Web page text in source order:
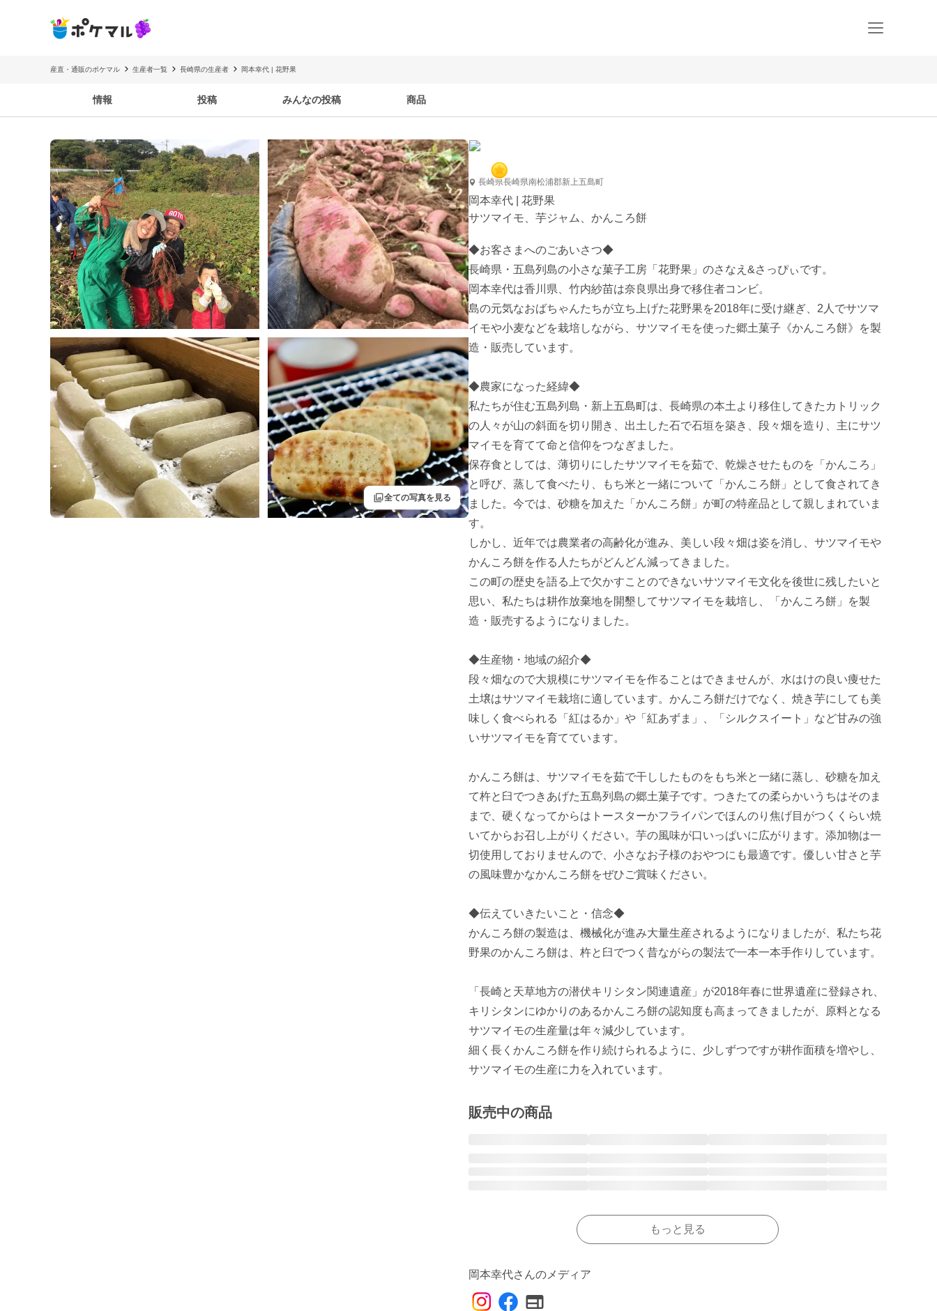
産直・通販のポケマル 生産者一覧 長崎県の生産者 岡本幸代 | 花野果
情報 投稿 みんなの投稿 商品
filter全ての写真を見る
長崎県長崎県南松浦郡新上五島町
岡本幸代 | 花野果
サツマイモ、芋ジャム、かんころ餅
◆お客さまへのごあいさつ◆
長崎県・五島列島の小さな菓子工房「花野果」のさなえ&さっぴぃです。
岡本幸代は香川県、竹内紗苗は奈良県出身で移住者コンビ。
島の元気なおばちゃんたちが立ち上げた花野果を2018年に受け継ぎ、2人でサツマ
イモや小麦などを栽培しながら、サツマイモを使った郷土菓子《かんころ餅》を製
造・販売しています。
◆農家になった経緯◆
私たちが住む五島列島・新上五島町は、長崎県の本土より移住してきたカトリック
の人々が山の斜面を切り開き、出土した石で石垣を築き、段々畑を造り、主にサツ
マイモを育てて命と信仰をつなぎました。
保存食としては、薄切りにしたサツマイモを茹で、乾燥させたものを「かんころ」
と呼び、蒸して食べたり、もち米と一緒について「かんころ餅」として食されてき
ました。今では、砂糖を加えた「かんころ餅」が町の特産品として親しまれていま
す。
しかし、近年では農業者の高齢化が進み、美しい段々畑は姿を消し、サツマイモや
かんころ餅を作る人たちがどんどん減ってきました。
この町の歴史を語る上で欠かすことのできないサツマイモ文化を後世に残したいと
思い、私たちは耕作放棄地を開墾してサツマイモを栽培し、「かんころ餅」を製
造・販売するようになりました。
◆生産物・地域の紹介◆
段々畑なので大規模にサツマイモを作ることはできませんが、水はけの良い痩せた
土壌はサツマイモ栽培に適しています。かんころ餅だけでなく、焼き芋にしても美
味しく食べられる「紅はるか」や「紅あずま」、「シルクスイート」など甘みの強
いサツマイモを育てています。
かんころ餅は、サツマイモを茹で干ししたものをもち米と一緒に蒸し、砂糖を加え
て杵と臼でつきあげた五島列島の郷土菓子です。つきたての柔らかいうちはそのま
まで、硬くなってからはトースターかフライパンでほんのり焦げ目がつくくらい焼
いてからお召し上がりください。芋の風味が口いっぱいに広がります。添加物は一
切使用しておりませんので、小さなお子様のおやつにも最適です。優しい甘さと芋
の風味豊かなかんころ餅をぜひご賞味ください。
◆伝えていきたいこと・信念◆
かんころ餅の製造は、機械化が進み大量生産されるようになりましたが、私たち花
野果のかんころ餅は、杵と臼でつく昔ながらの製法で一本一本手作りしています。
「長崎と天草地方の潜伏キリシタン関連遺産」が2018年春に世界遺産に登録され、
キリシタンにゆかりのあるかんころ餅の認知度も高まってきましたが、原料となる
サツマイモの生産量は年々減少しています。
細く長くかんころ餅を作り続けられるように、少しずつですが耕作面積を増やし、
サツマイモの生産に力を入れています。
販売中の商品
もっと見る
岡本幸代さんのメディア